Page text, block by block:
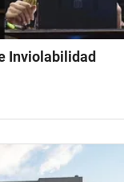
Inviolabilidad